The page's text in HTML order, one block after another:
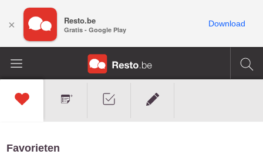
Favorieten
× Resto.be
Gratis - Google Play
Download